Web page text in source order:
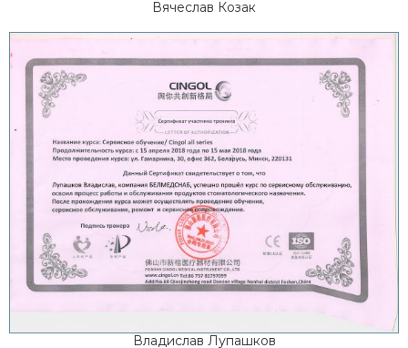
Вячеслав Козак
Владислав Лупашков